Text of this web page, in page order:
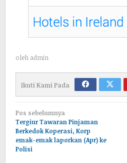
oleh admin
Ikuti Kami Pada
Navigasi
pos
Pos sebelumnya
Tergiur Tawaran Pinjaman
Berkedok Koperasi, Korp
emak-emak laporkan (Apr) ke
Polisi